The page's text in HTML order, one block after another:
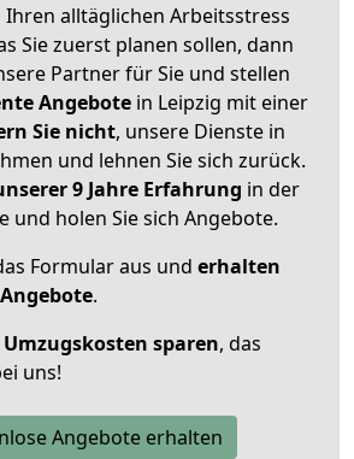
Ihren alltäglichen Arbeitsstress
Sie zuerst planen sollen, dann
Partner für Sie und stellen
Angebote in Leipzig mit einer
Sie nicht, unsere Dienste in
und lehnen Sie sich zurück.
9 Jahre Erfahrung in der
und holen Sie sich Angebote.
Formular aus und erhalten
.
Umzugskosten sparen, das
uns!
Angebote erhalten